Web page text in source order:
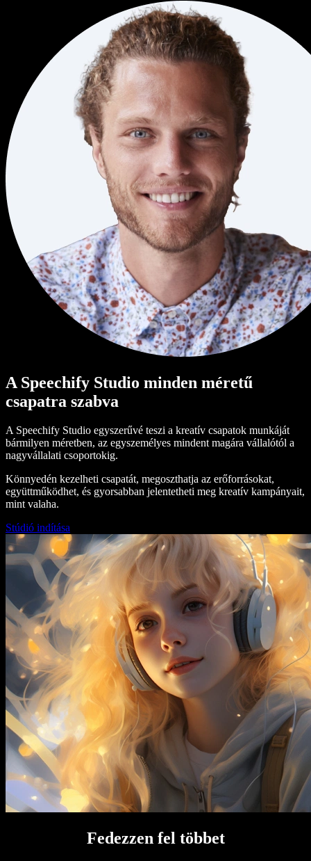
A Speechify Studio minden méretű
csapatra szabva
A Speechify Studio egyszerűvé teszi a kreatív csapatok munkáját
bármilyen méretben, az egyszemélyes mindent magára vállalótól a
nagyvállalati csoportokig.
Könnyedén kezelheti csapatát, megoszthatja az erőforrásokat,
együttműködhet, és gyorsabban jelentetheti meg kreatív kampányait,
mint valaha.
Stúdió indítása
Fedezzen fel többet